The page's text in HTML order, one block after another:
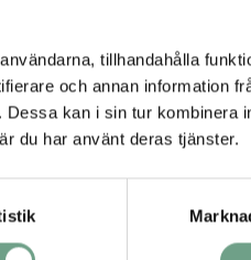
tillhandahålla
och annan information
kan i sin tur kombinera
du har använt deras tjänster.